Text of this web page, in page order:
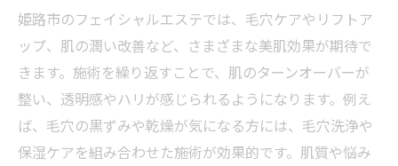
フェイシャルエステが肌悩み改善に有効な
理由
シミや毛穴悩みに効くフェイシャルエステ
の特徴
姫路市で選ばれるフェイシャルエステのメ
リット
姫路市のフェイシャルエステでは、毛穴ケアやリフトア
ップ、肌の潤い改善など、さまざまな美肌効果が期待で
きます。施術を繰り返すことで、肌のターンオーバーが
整い、透明感やハリが感じられるようになります。例え
ば、毛穴の黒ずみや乾燥が気になる方には、毛穴洗浄や
保湿ケアを組み合わせた施術が効果的です。肌質や悩み